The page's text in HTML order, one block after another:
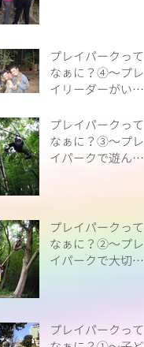
プレイパークって
なぁに？④～プレ
イリーダーがいる
プレイパークって
なぁに？③～プレ
イパークで遊んで
プレイパークって
なぁに？②～プレ
イパークで大切に
プレイパークって